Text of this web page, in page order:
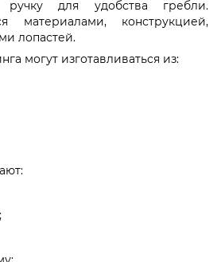
ручку для удобства гребли.
материалами, конструкцией,
лопастей.
могут изготавливаться из: